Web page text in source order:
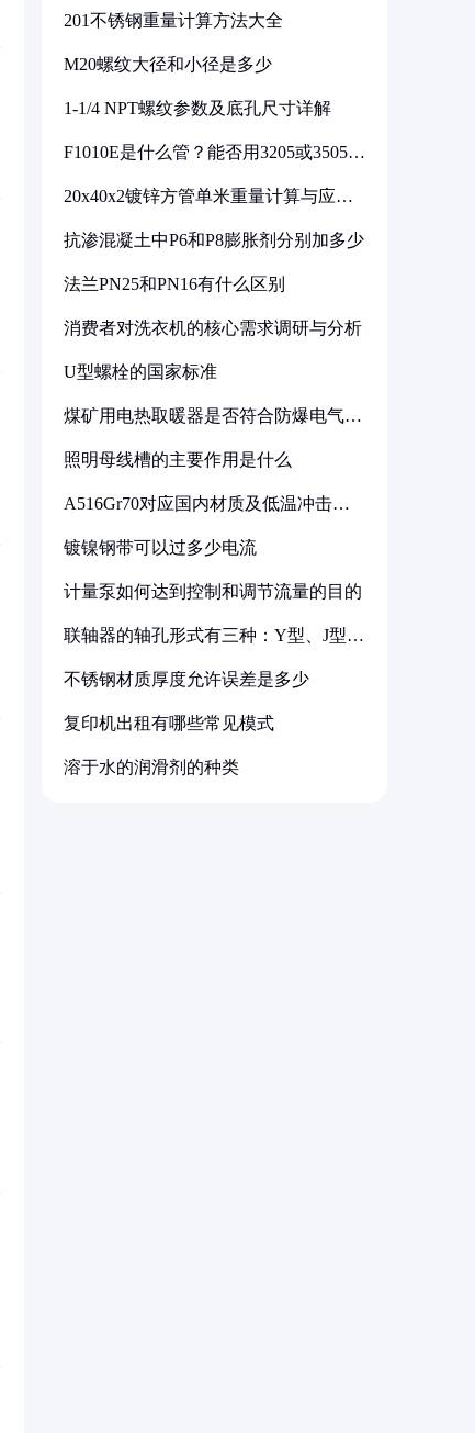
201不锈钢重量计算方法大全
M20螺纹大径和小径是多少
1-1/4 NPT螺纹参数及底孔尺寸详解
F1010E是什么管？能否用3205或3505代
20x40x2镀锌方管单米重量计算与应用
抗渗混凝土中P6和P8膨胀剂分别加多少
法兰PN25和PN16有什么区别
消费者对洗衣机的核心需求调研与分析
U型螺栓的国家标准
煤矿用电热取暖器是否符合防爆电气设
照明母线槽的主要作用是什么
A516Gr70对应国内材质及低温冲击要
镀镍钢带可以过多少电流
计量泵如何达到控制和调节流量的目的
联轴器的轴孔形式有三种：Y型、J型、
不锈钢材质厚度允许误差是多少
复印机出租有哪些常见模式
溶于水的润滑剂的种类